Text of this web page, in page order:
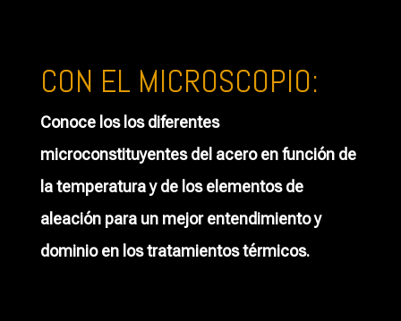
CON EL MICROSCOPIO:
Conoce los los diferentes
microconstituyentes del acero en función de
la temperatura y de los elementos de
aleación para un mejor entendimiento y
dominio en los tratamientos térmicos.